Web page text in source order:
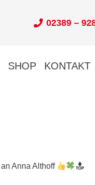
02389 –
SHOP KONTAKT
Anna Althoff